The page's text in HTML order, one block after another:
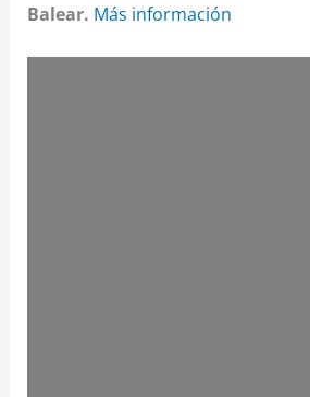
Balear. Más información